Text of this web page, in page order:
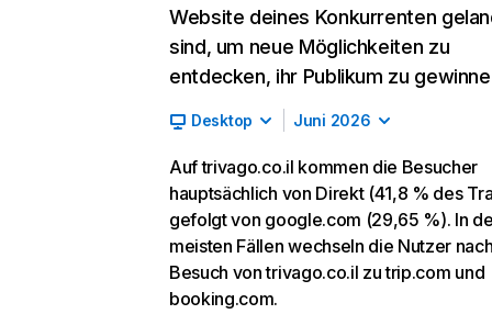
Website deines Konkurrenten
sind, um neue Möglichkeiten zu
entdecken, ihr Publikum zu
Desktop Juni 2026
Auf trivago.co.il kommen die Besucher
hauptsächlich von Direkt (41,8 % des
gefolgt von google.com (29,65 %). In
meisten Fällen wechseln die Nutzer
Besuch von trivago.co.il zu trip.com und
booking.com.